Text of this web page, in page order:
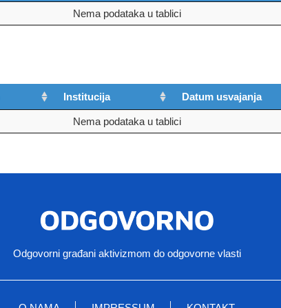
Nema podataka u tablici
Institucija Datum usvajanja
Nema podataka u tablici
Odgovorni građani aktivizmom do odgovorne vlasti